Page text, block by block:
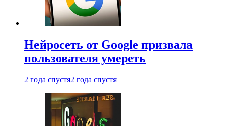
Нейросеть от Google призвала
пользователя умереть
2 года спустя2 года спустя